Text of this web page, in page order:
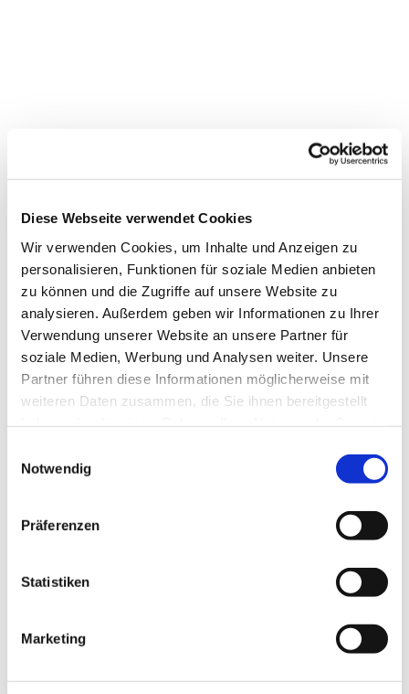
Diese Webseite verwendet Cookies
Wir verwenden Cookies, um Inhalte und Anzeigen zu
personalisieren, Funktionen für soziale Medien anbieten
zu können und die Zugriffe auf unsere Website zu
analysieren. Außerdem geben wir Informationen zu Ihrer
Verwendung unserer Website an unsere Partner für
soziale Medien, Werbung und Analysen weiter. Unsere
Partner führen diese Informationen möglicherweise mit
weiteren Daten zusammen, die Sie ihnen bereitgestellt
Notwendig
Präferenzen
Statistiken
Marketing
Dies könnte Sie auch
interessieren